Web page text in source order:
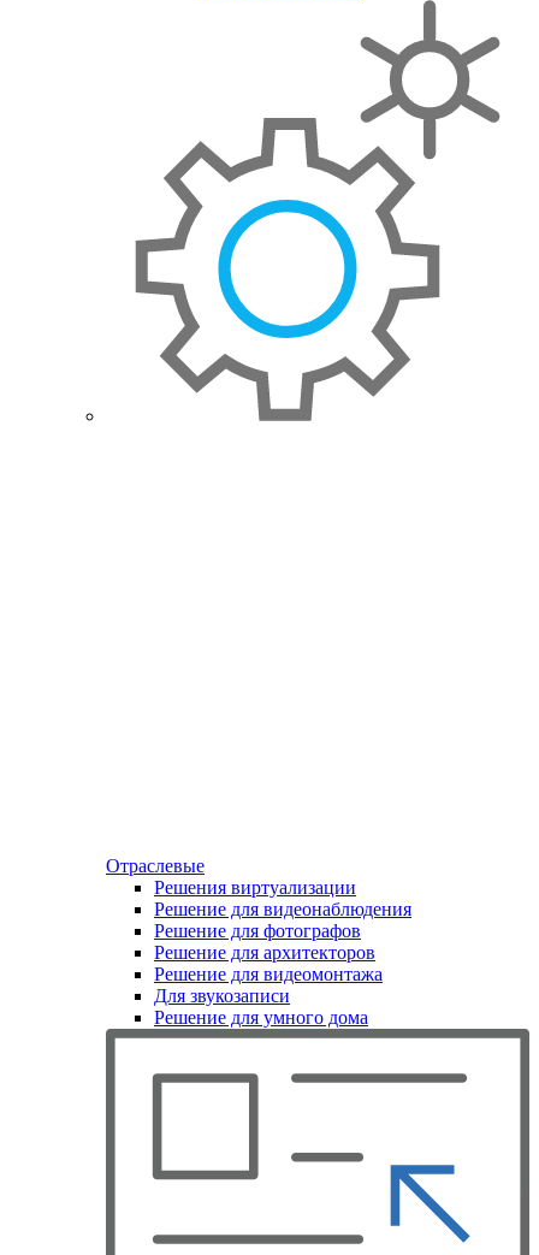
Отраслевые
Решения виртуализации
Решение для видеонаблюдения
Решение для фотографов
Решение для архитекторов
Решение для видеомонтажа
Для звукозаписи
Решение для умного дома